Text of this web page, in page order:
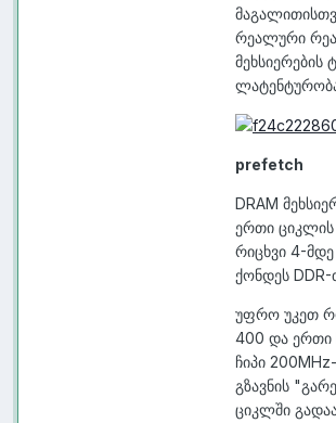
რეალური
მეხსიერების
prefetch
DRAM
ერთი ციკლის
რიცხვი 4-
ქონდეს
უფრო უკეთ
400 და ერთი
ჩიპი
გზავნის
ციკლში